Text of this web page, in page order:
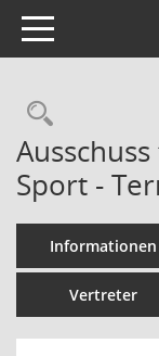
Toggle navigation
Sport -
Informationen
Vertreter